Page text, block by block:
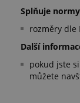
Splňuje
rozměry dle
Další
pokud jste
můžete